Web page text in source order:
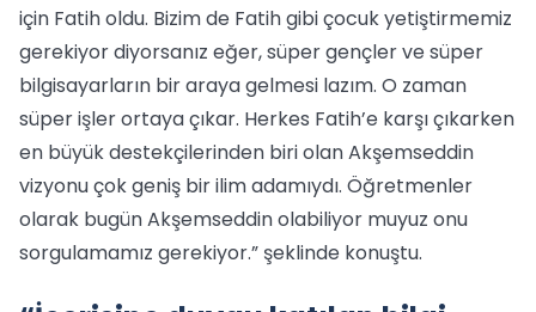
için Fatih oldu. Bizim de Fatih gibi çocuk yetiştirmemiz
gerekiyor diyorsanız eğer, süper gençler ve süper
bilgisayarların bir araya gelmesi lazım. O zaman
süper işler ortaya çıkar. Herkes Fatih’e karşı çıkarken
en büyük destekçilerinden biri olan Akşemseddin
vizyonu çok geniş bir ilim adamıydı. Öğretmenler
olarak bugün Akşemseddin olabiliyor muyuz onu
sorgulamamız gerekiyor.” şeklinde konuştu.